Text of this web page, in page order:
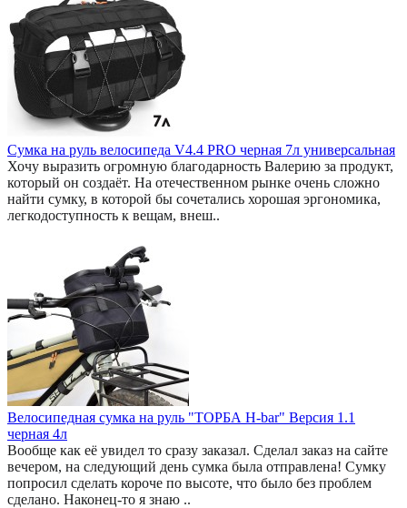
Сумка на руль велосипеда V4.4 PRO черная 7л универсальная
Хочу выразить огромную благодарность Валерию за продукт,
который он создаёт. На отечественном рынке очень сложно
найти сумку, в которой бы сочетались хорошая эргономика,
легкодоступность к вещам, внеш..
Велосипедная сумка на руль "ТОРБА H-bar" Версия 1.1
черная 4л
Вообще как её увидел то сразу заказал. Сделал заказ на сайте
вечером, на следующий день сумка была отправлена! Сумку
попросил сделать короче по высоте, что было без проблем
сделано. Наконец-то я знаю ..